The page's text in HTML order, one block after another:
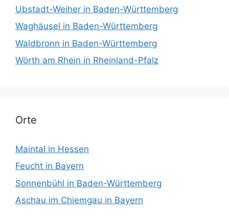
Ubstadt-Weiher in Baden-Württemberg
Waghäusel in Baden-Württemberg
Waldbronn in Baden-Württemberg
Wörth am Rhein in Rheinland-Pfalz
Orte
Maintal in Hessen
Feucht in Bayern
Sonnenbühl in Baden-Württemberg
Aschau im Chiemgau in Bayern